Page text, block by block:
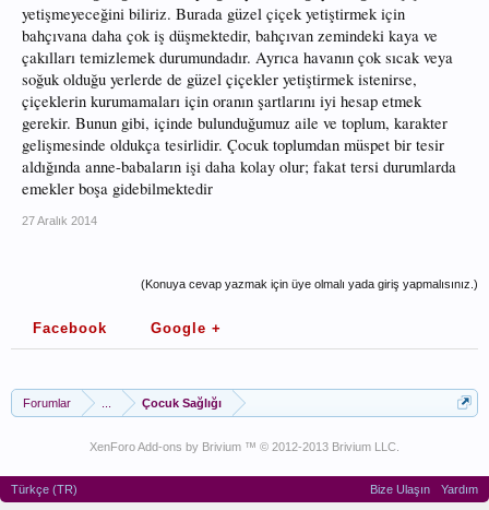
yetişmeyeceğini biliriz. Burada güzel çiçek yetiştirmek için
bahçıvana daha çok iş düşmektedir, bahçıvan zemindeki kaya ve
çakılları temizlemek durumundadır. Ayrıca havanın çok sıcak veya
soğuk olduğu yerlerde de güzel çiçekler yetiştirmek istenirse,
çiçeklerin kurumamaları için oranın şartlarını iyi hesap etmek
gerekir. Bunun gibi, içinde bulunduğumuz aile ve toplum, karakter
gelişmesinde oldukça tesirlidir. Çocuk toplumdan müspet bir tesir
aldığında anne-babaların işi daha kolay olur; fakat tersi durumlarda
emekler boşa gidebilmektedir
27 Aralık 2014
(Konuya cevap yazmak için üye olmalı yada giriş yapmalısınız.)
Facebook Google +
Forumlar Çocuk Sağlığı
XenForo Add-ons by Brivium ™ © 2012-2013 Brivium LLC.
Türkçe (TR) Bize Ulaşın
Yardım